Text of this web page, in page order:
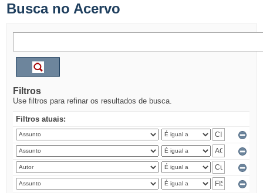
Busca no Acervo
Filtros
Use filtros para refinar os resultados de busca.
Filtros atuais: